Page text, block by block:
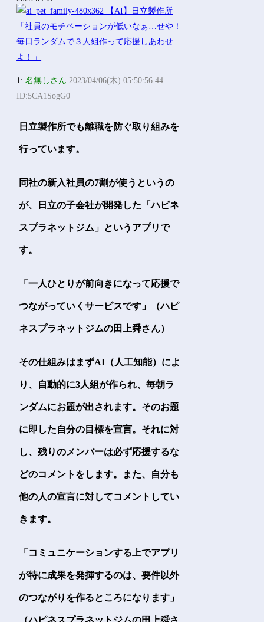
1:名無しさん 2023/04/06(木) 05:50:56.44
ID:5CA1SogG0
日立製作所でも離職を防ぐ取り組みを
行っています。
同社の新入社員の7割が使うというの
が、日立の子会社が開発した「ハピネ
スプラネットジム」というアプリで
す。
「一人ひとりが前向きになって応援で
つながっていくサービスです」（ハピ
ネスプラネットジムの田上舜さん）
その仕組みはまずAI（人工知能）によ
り、自動的に3人組が作られ、毎朝ラ
ンダムにお題が出されます。そのお題
に即した自分の目標を宣言。それに対
し、残りのメンバーは必ず応援するな
どのコメントをします。また、自分も
他の人の宣言に対してコメントしてい
きます。
「コミュニケーションする上でアプリ
が特に成果を発揮するのは、要件以外
のつながりを作るところになります」
（ハピネスプラネットジムの田上舜さ